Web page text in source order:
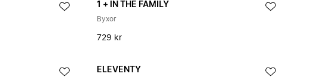
1 + IN THE FAMILY
Byxor
729 kr
ELEVENTY